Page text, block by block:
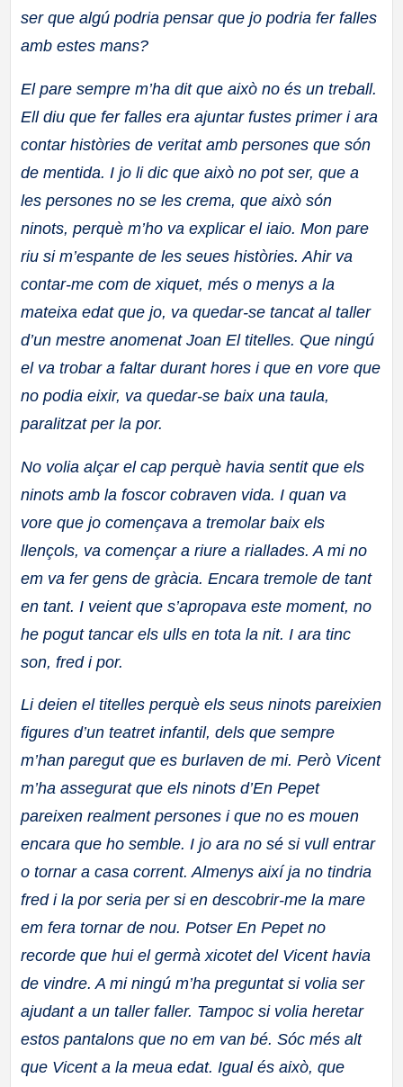
ser que algú podria pensar que jo podria fer falles
amb estes mans?
El pare sempre m’ha dit que això no és un treball.
Ell diu que fer falles era ajuntar fustes primer i ara
contar històries de veritat amb persones que són
de mentida. I jo li dic que això no pot ser, que a
les persones no se les crema, que això són
ninots, perquè m’ho va explicar el iaio. Mon pare
riu sim’espante de les seues històries. Ahir va
contar-me com de xiquet, més o menys a la
mateixa edat que jo, va quedar-se tancat al taller
d’un mestre anomenat Joan El titelles. Que ningú
el va trobar a faltar durant hores i que en vore que
no podia eixir, va quedar-se baix una taula,
paralitzat per la por.
No volia alçar el cap perquè havia sentit que els
ninots amb la foscor cobraven vida. I quan va
vore que jo començava a tremolar baix els
llençols, va començar a riure a riallades. A mi no
em va fer gens de gràcia. Encara tremole de tant
en tant. I veient que s’apropava este moment, no
he poguttancar els ulls en tota la nit. I ara tinc
son, fred i por.
Li deien el titelles perquè els seus ninots pareixien
figures d’un teatret infantil, dels que sempre
m’han paregut que es burlaven de mi. Però Vicent
m’ha assegurat que els ninots d’En Pepet
pareixen realment persones i que no es mouen
encara que ho semble. I jo ara no sé si vull entrar
o tornar acasa corrent. Almenys així ja no tindria
fred i la por seria per si en descobrir-me la mare
em fera tornar de nou. Potser En Pepet no
recorde que hui el germà xicotet del Vicent havia
de vindre. A mi ningú m’ha preguntat si volia ser
ajudant a un taller faller. Tampoc si volia heretar
estos pantalons que no em van bé. Sóc més alt
que Vicent a la meua edat. Igual és això, que